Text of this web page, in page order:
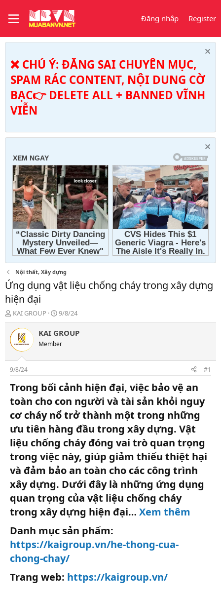
Đăng nhập Register
❌ CHÚ Ý: ĐĂNG SAI CHUYÊN MỤC,
SPAM RÁC CONTENT, NỘI DUNG CỜ
BẠC👉 DELETE ALL + BANNED VĨNH
VIỄN
Nội thất, Xây dựng
Ứng dụng vật liệu chống cháy trong xây dựng
hiện đại
T
h
r
a
s
t
a
r
t
r
KAI GROUP
N
g
à
g
9/8/24
KAI GROUP
Member
9/8/24 #1
Trong bối cảnh hiện đại, việc bảo vệ an
toàn cho con người và tài sản khỏi nguy
cơ cháy nổ trở thành một trong những
ưu tiên hàng đầu trong xây dựng. Vật
liệu chống cháy đóng vai trò quan trọng
trong việc này, giúp giảm thiểu thiệt hại
và đảm bảo an toàn cho các công trình
xây dựng. Dưới đây là những ứng dụng
quan trọng của vật liệu chống cháy
trong xây dựng hiện đại… Xem thêm
Danh mục sản phẩm:
https://kaigroup.vn/he-thong-cua-
chong-chay/
Trang web: https://kaigroup.vn/